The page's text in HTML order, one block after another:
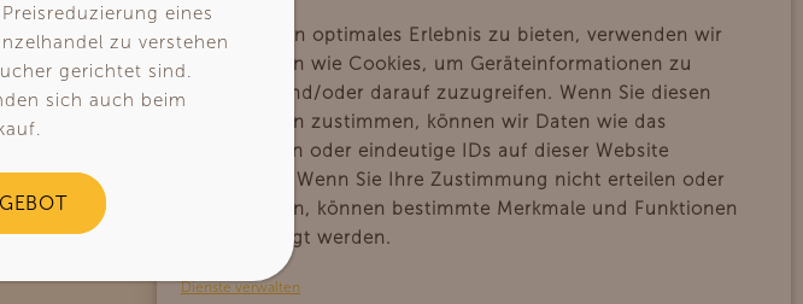
Um Ihnen ein optimales Erlebnis zu bieten, verwenden wir
Technologien wie Cookies, um Geräteinformationen zu
speichern und/oder darauf zuzugreifen. Wenn Sie diesen
Technologien zustimmen, können wir Daten wie das
Surfverhalten oder eindeutige IDs auf dieser Website
verarbeiten. Wenn Sie Ihre Zustimmung nicht erteilen oder
zurückziehen, können bestimmte Merkmale und Funktionen
beeinträchtigt werden.
Dienste verwalten
Maschinen
Wasser und Getränkesysteme
eines
zu verstehen
gerichtet sind.
sich auch beim